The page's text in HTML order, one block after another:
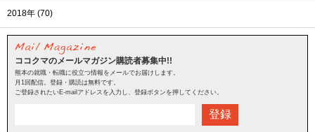
2018年 (70)
ココクマのメールマガジン購読者募集中!!
熊本の就職・転職に役立つ情報をメールでお届けします。
月1回配信。登録・購読は無料です。
ご登録されたいE-mailアドレスを入力し、登録ボタンを押してください。
登録